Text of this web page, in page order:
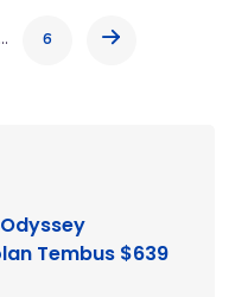
... 6
Tembus $639